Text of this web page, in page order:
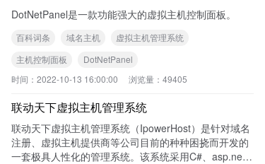
DotNetPanel是一款功能强大的虚拟主机控制面板。
百科词条 域名主机
虚拟主机管理系统
主机控制面板
DotNetPanel
时间： 2022-10-13 16:00:00 浏览量： 49405
联动天下虚拟主机管理系统
联动天下虚拟主机管理系统（IpowerHost）是针对域名
注册、虚拟主机提供商等公司目前的种种困挠而开发的
一套极具人性化的管理系统。该系统采用C#、asp.net